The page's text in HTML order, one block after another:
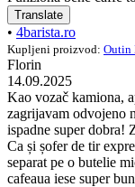
Translate
• 4barista.ro
Kupljeni proizvod: Outin
Florin
14.09.2025
Kao vozač kamiona,
zagrijavam odvojeno
ispadne super dobra!
Ca și șofer de tir
separat pe o butelie
cafeaua iese super